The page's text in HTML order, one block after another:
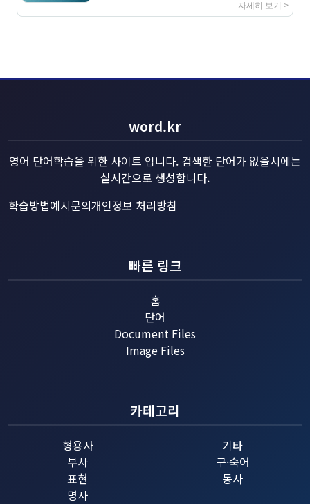
자세히 보기 >
word.kr
영어 단어학습을 위한 사이트 입니다. 검색한 단어가 없을시에는
실시간으로 생성합니다.
학습방법예시문의개인정보 처리방침
빠른 링크
홈
단어
Document Files
Image Files
카테고리
형용사
부사
표현
명사
기타
구·숙어
동사